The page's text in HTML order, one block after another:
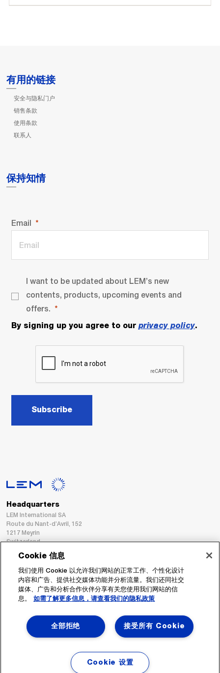
有用的链接
安全与隐私门户
销售条款
使用条款
联系人
保持知情
Email
I want to be updated about LEM’s new
contents, products, upcoming events and
offers.
By signing up you agree to our privacy policy.
Subscribe
Headquarters
LEM International SA
Route du Nant-d’Avril, 152
1217 Meyrin
Switzerland
Fax : +41 22 794 94 78
Cookie 信息
我们使用 Cookie 以允许我们网站的正常工作、个性化设计
内容和广告、提供社交媒体功能并分析流量。我们还同社交
媒体、广告和分析合作伙伴分享有关您使用我们网站的信
息。
如需了解更多信息，请查看我们的隐私政策
接受所有 Cookie
全部拒绝
Cookie 设置